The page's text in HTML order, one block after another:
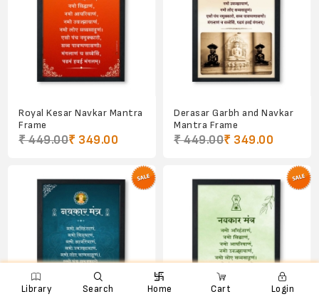

Library
e
Search
ꨑ
Home
d
Cart

Login
Royal Kesar Navkar Mantra
Frame
₹ 449.00₹ 349.00
Derasar Garbh and Navkar
Mantra Frame
₹ 449.00₹ 349.00